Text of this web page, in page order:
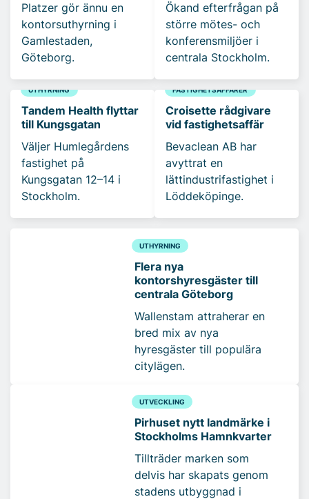
Platzer gör ännu en
kontorsuthyrning i
Gamlestaden,
Göteborg.
Ökand efterfrågan på
större mötes- och
konferensmiljöer i
centrala Stockholm.
UTHYRNING
Tandem Health flyttar
till Kungsgatan
Väljer Humlegårdens
fastighet på
Kungsgatan 12–14 i
Stockholm.
FASTIGHETSAFFÄRER
Croisette rådgivare
vid fastighetsaffär
Bevaclean AB har
avyttrat en
lättindustrifastighet i
Löddeköpinge.
UTHYRNING
Flera nya
kontorshyresgäster till
centrala Göteborg
Wallenstam attraherar en
bred mix av nya
hyresgäster till populära
citylägen.
UTVECKLING
Pirhuset nytt landmärke i
Stockholms Hamnkvarter
Tillträder marken som
delvis har skapats genom
stadens utbyggnad i